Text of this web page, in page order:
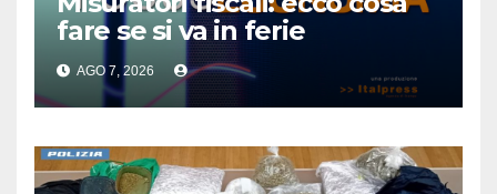
fare se si va in ferie
AGO 7, 2026